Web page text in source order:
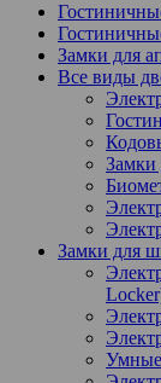
Замки для
Все виды
Замки
Замки для
Умные